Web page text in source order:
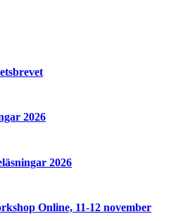
2026
2026
Online, 11-12 november